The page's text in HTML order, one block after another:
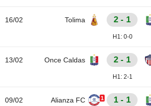
16/02 Tolima 2 - 1
H1:0-0
13/02 Once Caldas 2 - 1
H1:2-1
09/02
Alianza FC
1 1 - 1